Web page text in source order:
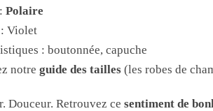
:Polaire
Violet
: boutonnée, capuche
notreguide des tailles (les robes de
Douceur. Retrouvez cesentiment de